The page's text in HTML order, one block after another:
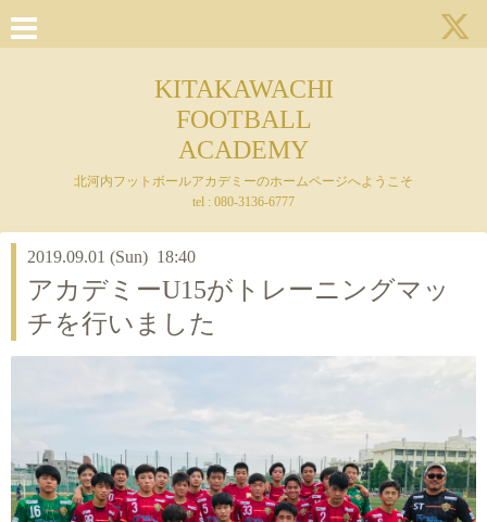
KITAKAWACHI
FOOTBALL
ACADEMY
北河内フットボールアカデミーのホームページへようこそ
tel : 080-3136-6777
2019.09.01 (Sun) 18:40
アカデミーU15がトレーニングマッ
チを行いました